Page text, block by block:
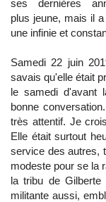
ses dernières
plus jeune, mais il
une infinie et
Samedi 22 juin
savais qu'elle était
le samedi d'avant
bonne
très attentif. Je
Elle était surtout
service des autres,
modeste pour se la
la tribu de
militante aussi,